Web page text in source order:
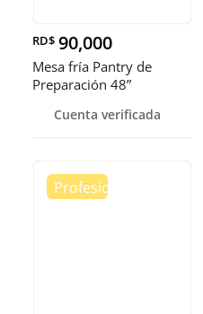
RD$ 90,000
Mesa fría Pantry de
Preparación 48”
Cuenta verificada